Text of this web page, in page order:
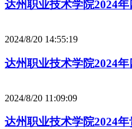
达州职业技术学院2024
2024/8/20 14:55:19
达州职业技术学院2024
2024/8/20 11:09:09
达州职业技术学院2024